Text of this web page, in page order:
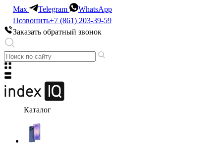
Max Telegram
WhatsApp
Позвонить+7 (861) 203-39-59
Заказать обратный звонок
Каталог